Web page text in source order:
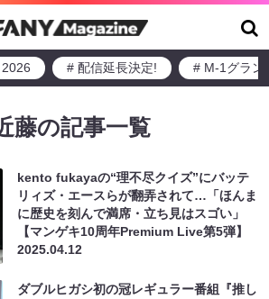
# 配信延長決定! # M-1グラン
藤の記事一覧
kento fukayaの“理不尽クイズ”にバッテ
リィズ・エースらが翻弄されて…「ほんま
に歴史を刻んで満席・立ち見はスゴい」
【マンゲキ10周年Premium Live第5弾】
2025.04.12
ダブルヒガシ初の冠レギュラー番組『推し